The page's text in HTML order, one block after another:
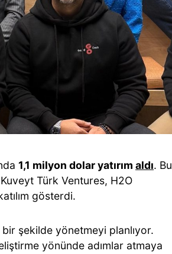
1,1 milyon dolar yatırım aldı. Bu
Türk Ventures, H2O
gösterdi.
şekilde yönetmeyi planlıyor.
yönünde adımlar atmaya